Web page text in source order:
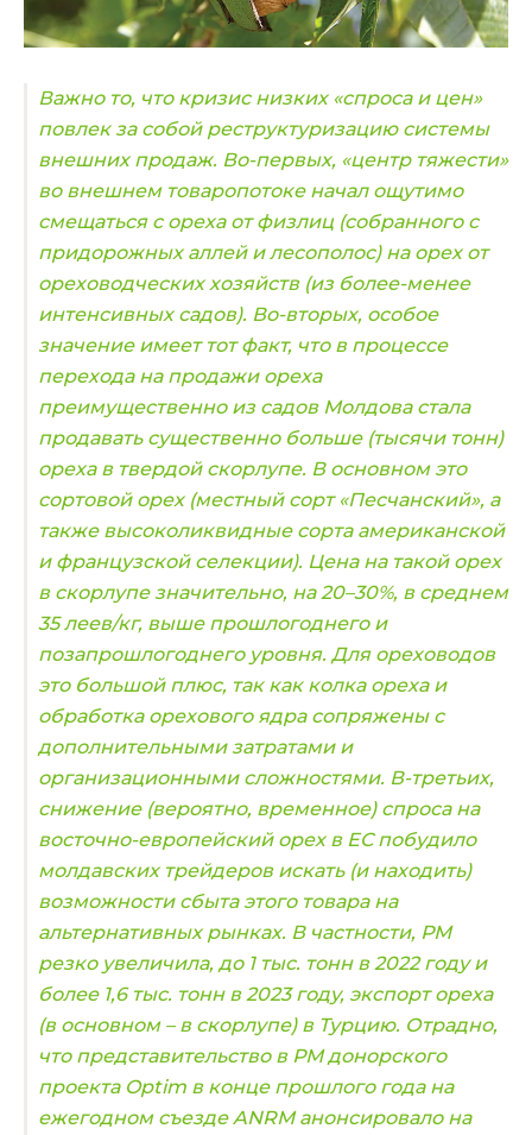
Важно то, что кризис низких «спроса и цен»
повлек за собой реструктуризацию системы
внешних продаж. Во-первых, «центр тяжести»
во внешнем товаропотоке начал ощутимо
смещаться с ореха от физлиц (собранного с
придорожных аллей и лесополос) на орех от
ореховодческиххозяйств (из более-менее
интенсивных садов). Во-вторых, особое
значение имеет тот факт, что в процессе
перехода на продажи ореха
преимущественно из садов Молдова стала
продавать существенно больше (тысячи тонн)
ореха в твердой скорлупе. В основном это
сортовой орех (местный сорт «Песчанский», а
также высоколиквидные сорта американской
и французской селекции). Цена на такой орех
в скорлупе значительно, на 20–30%, в среднем
35 леев/кг, выше прошлогоднего и
позапрошлогоднего уровня. Для ореховодов
это большой плюс, так как колка ореха и
обработка орехового ядра сопряжены с
дополнительными затратами и
организационными сложностями. В-третьих,
снижение (вероятно, временное) спроса на
восточно-европейский орех в ЕС побудило
молдавских трейдеров искать (и находить)
возможности сбыта этого товара на
альтернативных рынках. В частности, РМ
резко увеличила, до 1 тыс. тонн в 2022 году и
более 1,6 тыс. тонн в 2023 году, экспорт ореха
(в основном – в скорлупе) в Турцию. Отрадно,
что представительство в РМ донорского
проекта Optim в конце прошлого года на
ежегодном съезде ANRM анонсировало на